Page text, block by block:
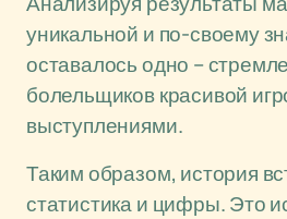
уникальной и по-своему
оставалось одно –
болельщиков красивой
выступлениями.
Таким образом, история
статистика и цифры. Это